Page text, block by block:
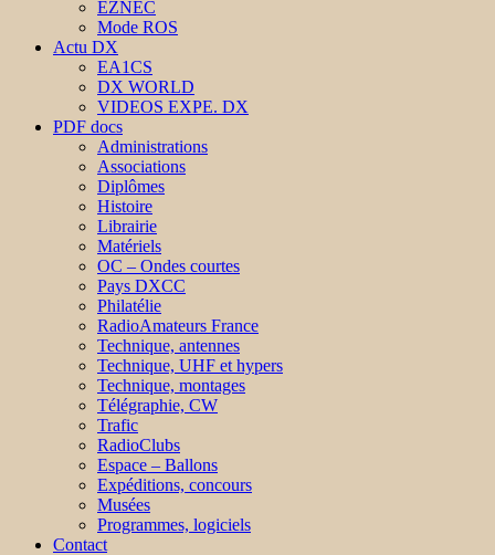
EZNEC
Mode ROS
Actu DX
EA1CS
DX WORLD
VIDEOS EXPE. DX
PDF docs
Administrations
Associations
Diplômes
Histoire
Librairie
Matériels
OC – Ondes courtes
Pays DXCC
Philatélie
RadioAmateurs France
Technique, antennes
Technique, UHF et hypers
Technique, montages
Télégraphie, CW
Trafic
RadioClubs
Espace – Ballons
Expéditions, concours
Musées
Programmes, logiciels
Contact